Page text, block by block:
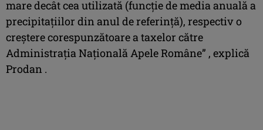
mare decât cea utilizată (funcție de media anuală a
precipitațiilor din anul de referință), respectiv o
creștere corespunzătoare a taxelor către
Administrația Națională Apele Române” , explică
Prodan .